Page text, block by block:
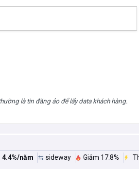
là tin đăng ảo để lấy data khách hàng.
4.4%/năm sideway Giảm 17.8%